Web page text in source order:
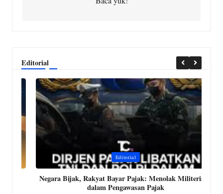
Editorial
Editorial
Negara Bijak, Rakyat Bayar Pajak: Menolak Militerisasi
dalam Pengawasan Pajak